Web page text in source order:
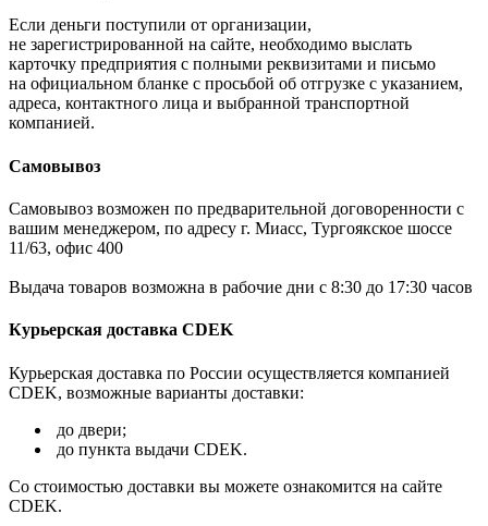
Если деньги поступили от организации,
не зарегистрированной на сайте, необходимо выслать
карточку предприятия с полными реквизитами и письмо
на официальном бланке с просьбой об отгрузке с указанием,
адреса, контактного лица и выбранной транспортной
компанией.
Самовывоз
Самовывоз возможен по предварительной договоренности с
вашим менеджером, по адресу г. Миасс, Тургоякское шоссе
11/63, офис 400
Выдача товаров возможна в рабочие дни с 8:30 до 17:30 часов
Курьерская доставка CDEK
Курьерская доставка по России осуществляется компанией
CDEK, возможные варианты доставки:
до двери;
до пункта выдачи CDEK.
Со стоимостью доставки вы можете ознакомится на сайте
CDEK.